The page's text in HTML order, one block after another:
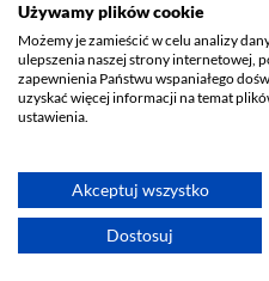
Używamy plików cookie
Możemy je zamieścić w celu analizy
ulepszenia naszej strony internetowej,
zapewnienia Państwu wspaniałego
uzyskać więcej informacji na temat
ustawienia.
Akceptuj wszystko
Dostosuj
Deklaracja dostępności